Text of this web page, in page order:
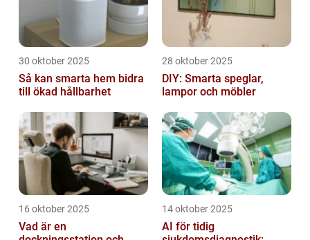
30 oktober 2025
Så kan smarta hem bidra
till ökad hållbarhet
28 oktober 2025
DIY: Smarta speglar,
lampor och möbler
16 oktober 2025
Vad är en
14 oktober 2025
AI för tidig